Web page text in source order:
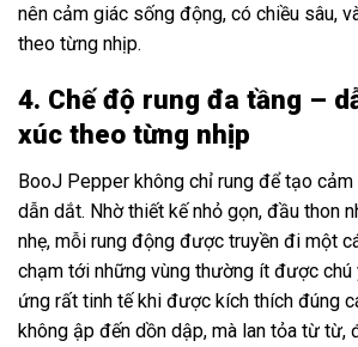
nên cảm giác sống động, có chiều sâu,
theo từng nhịp.
4. Chế độ rung đa tầng –
xúc theo từng nhịp
BooJ Pepper không chỉ rung để tạo cảm
dẫn dắt. Nhờ thiết kế nhỏ gọn, đầu thon
nhẹ, mỗi rung động được truyền đi một
chạm tới những vùng thường ít được chú
ứng rất tinh tế khi được kích thích đúng
không ập đến dồn dập, mà lan tỏa từ từ,